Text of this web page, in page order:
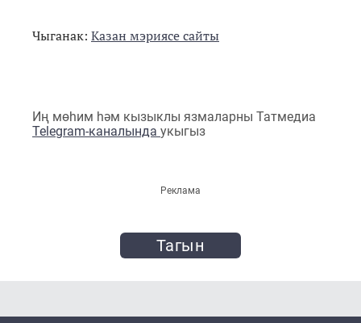
Чыганак: Казан мэриясе сайты
Иң мөһим һәм кызыклы язмаларны Татмедиа
Telegram-каналында укыгыз
Реклама
Тагын